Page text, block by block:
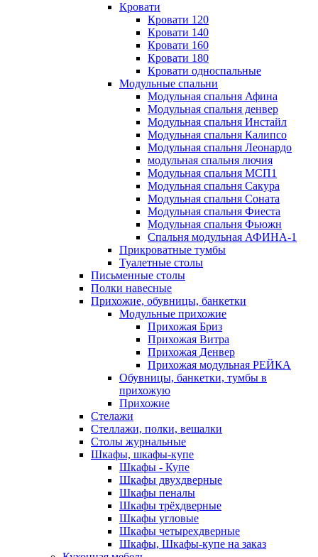
Кровати
Кровати 120
Кровати 140
Кровати 160
Кровати 180
Кровати односпальные
Модульные спальни
Модульная спальня Афина
Модульная спальня денвер
Модульная спальня Инстайл
Модульная спальня Калипсо
Модульная спальня Леонардо
модульная спальня лючия
Модульная спальня МСП1
Модульная спальня Сакура
Модульная спальня Соната
Модульная спальня Фиеста
Модульная спальня Фьюжн
Спальня модульная АФИНА-1
Прикроватные тумбы
Туалетные столы
Письменные столы
Полки навесные
Прихожие, обувницы, банкетки
Модульные прихожие
Прихожая Бриз
Прихожая Витра
Прихожая Денвер
Прихожая модульная РЕЙКА
Обувницы, банкетки, тумбы в
прихожую
Прихожие
Стелажи
Стеллажи, полки, вешалки
Столы журнальные
Шкафы, шкафы-купе
Шкафы - Купе
Шкафы двухдверные
Шкафы пеналы
Шкафы трёхдверные
Шкафы угловые
Шкафы четырехдверные
Шкафы, Шкафы-купе на заказ